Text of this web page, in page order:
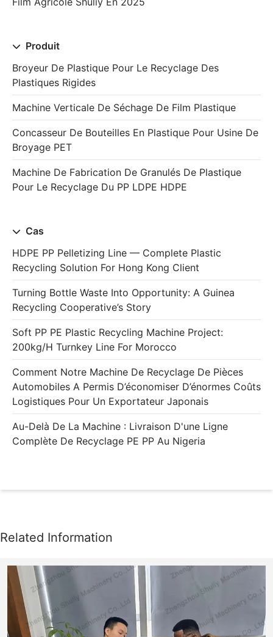
Produit
Broyeur De Plastique Pour Le Recyclage Des
Plastiques Rigides
Machine Verticale De Séchage De Film Plastique
Concasseur De Bouteilles En Plastique Pour Usine De
Broyage PET
Machine De Fabrication De Granulés De Plastique
Pour Le Recyclage Du PP LDPE HDPE
Cas
HDPE PP Pelletizing Line — Complete Plastic
Recycling Solution For Hong Kong Client
Turning Bottle Waste Into Opportunity: A Guinea
Recycling Cooperative’s Story
Soft PP PE Plastic Recycling Machine Project:
200kg/h Turnkey Line For Morocco
Comment Notre Machine De Recyclage De Pièces
Automobiles A Permis D’économiser D’énormes Coûts
Logistiques Pour Un Exportateur Japonais
Au-Delà De La Machine : Livraison D'une Ligne
Complète De Recyclage PE PP Au Nigeria